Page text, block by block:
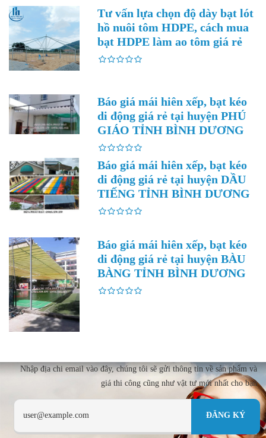
Tư vấn lựa chọn độ dày bạt lót
hồ nuôi tôm HDPE, cách mua
bạt HDPE làm ao tôm giá rẻ
Báo giá mái hiên xếp, bạt kéo
di động giá rẻ tại huyện PHÚ
GIÁO TỈNH BÌNH DƯƠNG
Báo giá mái hiên xếp, bạt kéo
di động giá rẻ tại huyện DẦU
TIẾNG TỈNH BÌNH DƯƠNG
Báo giá mái hiên xếp, bạt kéo
di động giá rẻ tại huyện BÀU
BÀNG TỈNH BÌNH DƯƠNG
Nhập địa chi email vào đây, chúng tôi sẽ gửi thông tin về sản phẩm và
giá thi công cũng như vật tư mới nhất cho bạn